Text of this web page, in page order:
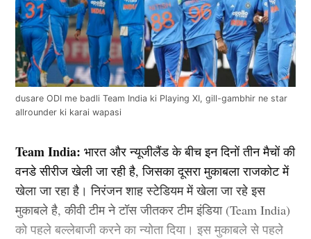
dusare ODI me badli Team India ki Playing XI, gill-gambhir ne star
allrounder ki karai wapasi
Team India: भारत और न्यूजीलैंड के बीच इन दिनों तीन मैचों की
वनडे सीरीज खेली जा रही है, जिसका दूसरा मुकाबला राजकोट में
खेला जा रहा है। निरंजन शाह स्टेडियम में खेला जा रहे इस
मुकाबले है, कीवी टीम ने टॉस जीतकर टीम इंडिया (Team India)
को पहले बल्लेबाजी करने का न्योता दिया। इस मुकाबले से पहले